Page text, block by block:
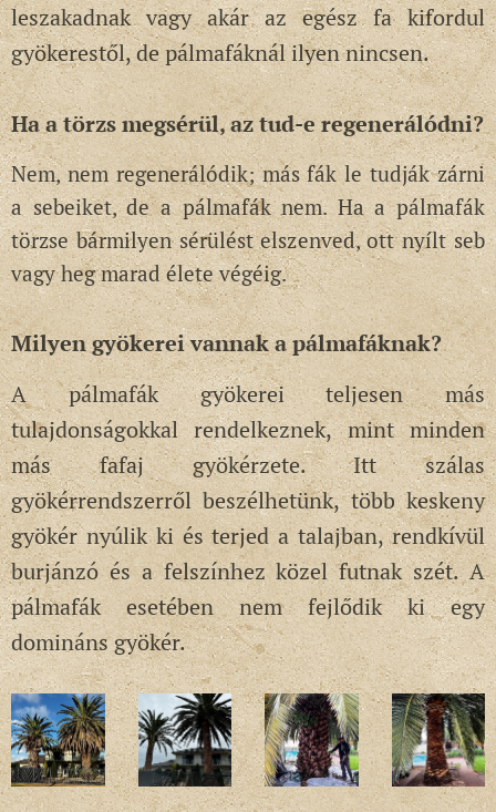
leszakadnak vagy akár az egész fa kifordul
gyökerestől, de pálmafáknál ilyen nincsen.
Ha a törzs megsérül, az tud-e regenerálódni?
Nem, nem regenerálódik; más fák le tudják zárni
a sebeiket, de a pálmafák nem. Ha a pálmafák
törzse bármilyen sérülést elszenved, ott nyílt seb
vagy heg marad élete végéig.
Milyen gyökerei vannak a pálmafáknak?
Apálmafák gyökerei teljesen más
tulajdonságokkal rendelkeznek, mint minden
más fafaj gyökérzete. Itt szálas
gyökérrendszerről beszélhetünk, több keskeny
gyökér nyúlik ki és terjed a talajban, rendkívül
burjánzó és a felszínhez közel futnak szét. A
pálmafák esetében nem fejlődik ki egy
domináns gyökér.